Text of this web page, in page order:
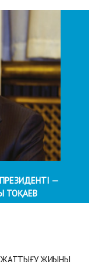
—
ТОҚАЕВ
ЖАТТЫҒУ ЖИЫНЫ